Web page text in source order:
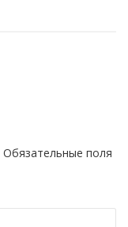
Обязательные поля